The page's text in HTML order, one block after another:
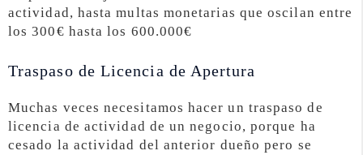
actividad, hasta multas monetarias que oscilan entre
los 300€ hasta los 600.000€
Traspaso de Licencia de Apertura
Muchas veces necesitamos hacer un traspaso de
licencia de actividad de un negocio, porque ha
cesado la actividad del anterior dueño pero se